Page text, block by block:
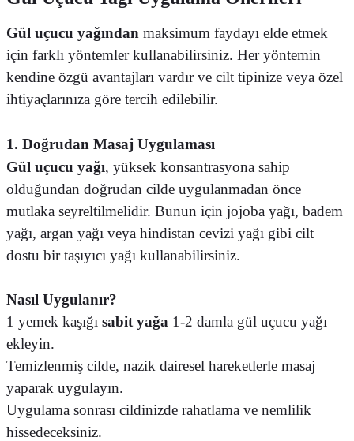
Gül uçucu yağından maksimum faydayı elde etmek
için farklı yöntemler kullanabilirsiniz. Her yöntemin
kendine özgü avantajları vardır ve cilt tipinize veya özel
ihtiyaçlarınıza göre tercih edilebilir.
1. Doğrudan Masaj Uygulaması
Gül uçucu yağı, yüksek konsantrasyona sahip
olduğundan doğrudan cilde uygulanmadan önce
mutlaka seyreltilmelidir. Bunun için jojoba yağı, badem
yağı, argan yağı veya hindistan cevizi yağı gibi cilt
dostu bir taşıyıcı yağı kullanabilirsiniz.
Nasıl Uygulanır?
1 yemek kaşığı sabit yağa 1-2 damla gül uçucu yağı
ekleyin.
Temizlenmiş cilde, nazik dairesel hareketlerle masaj
yaparak uygulayın.
Uygulama sonrası cildinizde rahatlama ve nemlilik
hissedeceksiniz.